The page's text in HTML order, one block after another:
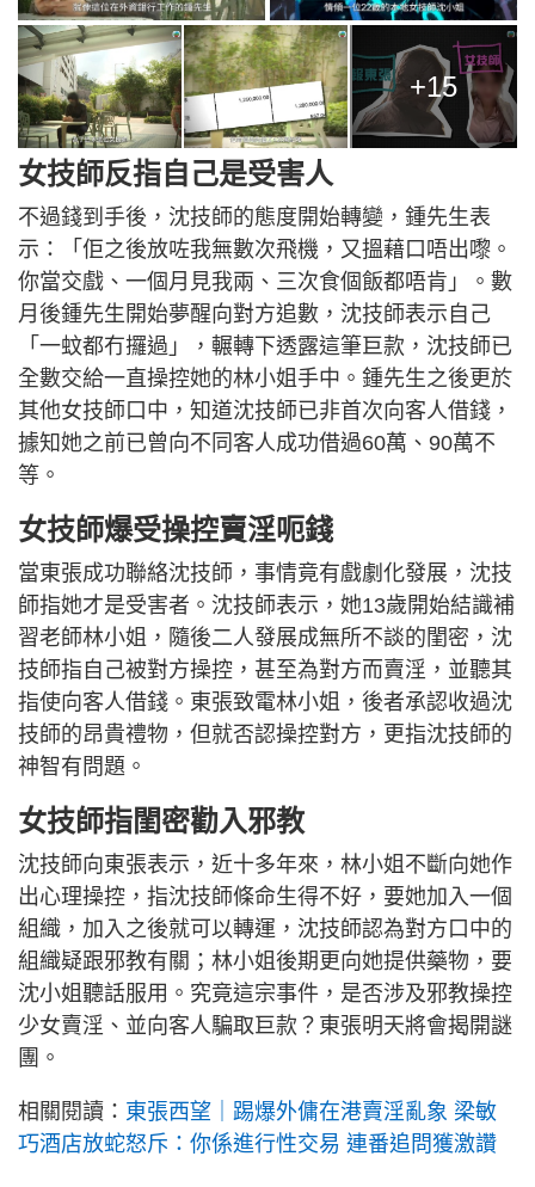
+15
女技師反指自己是受害人
不過錢到手後，沈技師的態度開始轉變，鍾先生表
示：「佢之後放咗我無數次飛機，又搵藉口唔出嚟。
你當交戲、一個月見我兩、三次食個飯都唔肯」。數
月後鍾先生開始夢醒向對方追數，沈技師表示自己
「一蚊都冇攞過」，輾轉下透露這筆巨款，沈技師已
全數交給一直操控她的林小姐手中。鍾先生之後更於
其他女技師口中，知道沈技師已非首次向客人借錢，
據知她之前已曾向不同客人成功借過60萬、90萬不
等。
女技師爆受操控賣淫呃錢
當東張成功聯絡沈技師，事情竟有戲劇化發展，沈技
師指她才是受害者。沈技師表示，她13歲開始結識補
習老師林小姐，隨後二人發展成無所不談的閨密，沈
技師指自己被對方操控，甚至為對方而賣淫，並聽其
指使向客人借錢。東張致電林小姐，後者承認收過沈
技師的昂貴禮物，但就否認操控對方，更指沈技師的
神智有問題。
女技師指閨密勸入邪教
沈技師向東張表示，近十多年來，林小姐不斷向她作
出心理操控，指沈技師條命生得不好，要她加入一個
組織，加入之後就可以轉運，沈技師認為對方口中的
組織疑跟邪教有關；林小姐後期更向她提供藥物，要
沈小姐聽話服用。究竟這宗事件，是否涉及邪教操控
少女賣淫、並向客人騙取巨款？東張明天將會揭開謎
團。
相關閱讀： 東張西望｜踢爆外傭在港賣淫亂象 梁敏
巧酒店放蛇怒斥：你係進行性交易 連番追問獲激讚